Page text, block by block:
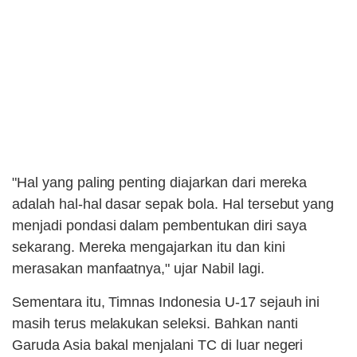
"Hal yang paling penting diajarkan dari mereka
adalah hal-hal dasar sepak bola. Hal tersebut yang
menjadi pondasi dalam pembentukan diri saya
sekarang. Mereka mengajarkan itu dan kini
merasakan manfaatnya," ujar Nabil lagi.
Sementara itu, Timnas Indonesia U-17 sejauh ini
masih terus melakukan seleksi. Bahkan nanti
Garuda Asia bakal menjalani TC di luar negeri